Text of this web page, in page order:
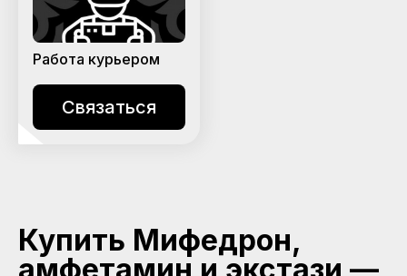
Работа курьером
Связаться
Купить Мифедрон,
амфетамин и экстази —